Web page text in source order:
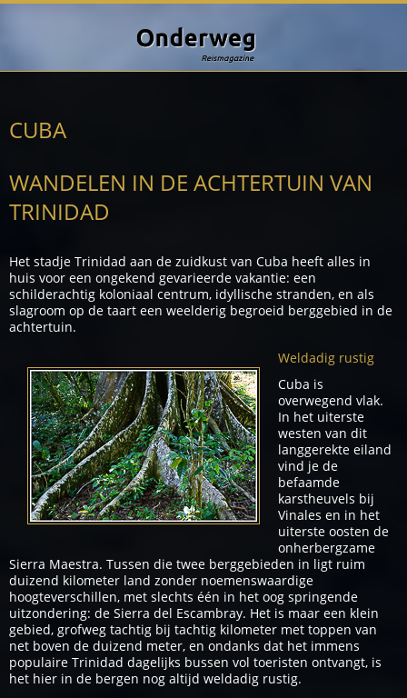
CUBA
WANDELEN IN DE ACHTERTUIN VAN
TRINIDAD
Het stadje Trinidad aan de zuidkust van Cuba heeft alles in
huis voor een ongekend gevarieerde vakantie: een
schilderachtig koloniaal centrum, idyllische stranden, en als
slagroom op de taart een weelderig begroeid berggebied in de
achtertuin.
Weldadig rustig
Cuba is
overwegend vlak.
In het uiterste
westen van dit
langgerekte eiland
vind je de
befaamde
karstheuvels bij
Vinales en in het
uiterste oosten de
onherbergzame
Sierra Maestra. Tussen die twee berggebieden in ligt ruim
duizend kilometer land zonder noemenswaardige
hoogteverschillen, met slechts één in het oog springende
uitzondering: de Sierra del Escambray. Het is maar een klein
gebied, grofweg tachtig bij tachtig kilometer met toppen van
net boven de duizend meter, en ondanks dat het immens
populaire Trinidad dagelijks bussen vol toeristen ontvangt, is
het hier in de bergen nog altijd weldadig rustig.